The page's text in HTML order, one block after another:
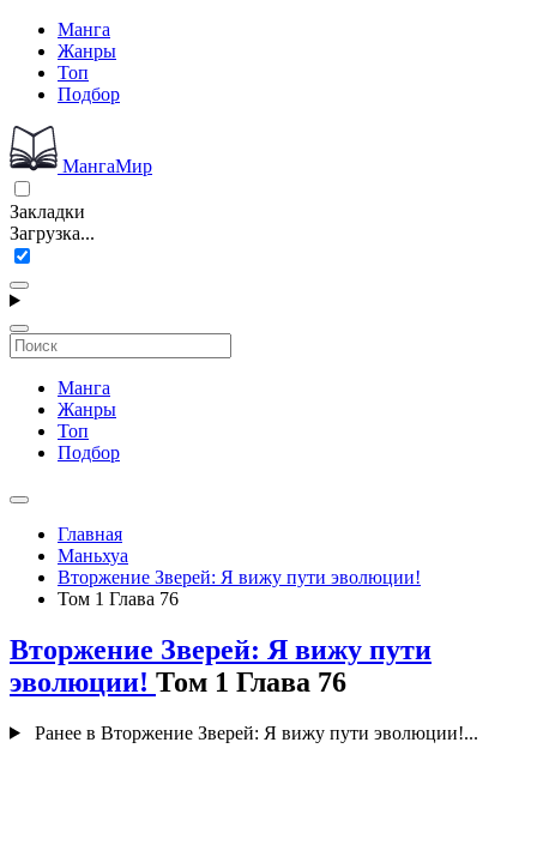
Манга
Жанры
Топ
Подбор
МангаМир
Закладки
Загрузка...
Манга
Жанры
Топ
Подбор
Главная
Маньхуа
Вторжение Зверей: Я вижу пути эволюции!
Том 1 Глава 76
Вторжение Зверей: Я вижу пути
эволюции! Том 1 Глава 76
Ранее в Вторжение Зверей: Я вижу пути эволюции!...